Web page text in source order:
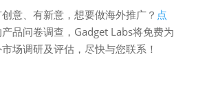
意、有新意，想要做海外推广？ 点
品问卷调查，Gadget Labs将免费为
场调研及评估，尽快与您联系！